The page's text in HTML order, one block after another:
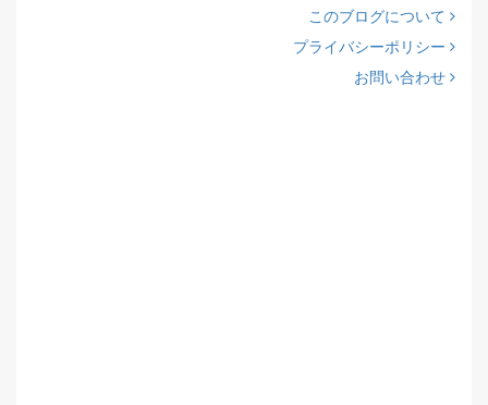
このブログについて
プライバシーポリシー
お問い合わせ